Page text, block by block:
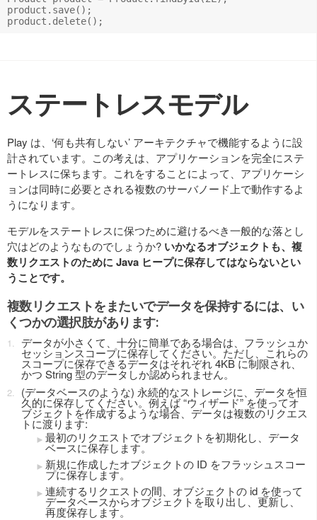
product.save();
ステートレスモデル
Play は、‘何も共有しない’ アーキテクチャで機能するように設
計されています。この考えは、アプリケーションを完全にステ
ートレスに保ちます。これをすることによって、アプリケーシ
ョンは同時に必要とされる複数のサーバノード上で動作するよ
うになります。
モデルをステートレスに保つために避けるべき一般的な落とし
穴はどのようなものでしょうか? いかなるオブジェクトも、複
数リクエストのために Java ヒープに保存してはならないとい
うことです。
複数リクエストをまたいでデータを保持するには、い
くつかの選択肢があります:
データが小さくて、十分に簡単である場合は、フラッシュか
セッションスコープに保存してください。ただし、これらの
スコープに保存できるデータはそれぞれ 4KB に制限され、
かつ String 型のデータしか認められません。
(データベースのような) 永続的なストレージに、データを恒
久的に保存してください。例えば “ウィザード” を使ってオ
ブジェクトを作成するような場合、データは複数のリクエス
トに渡ります:
最初のリクエストでオブジェクトを初期化し、データ
ベースに保存します。
新規に作成したオブジェクトの ID をフラッシュスコー
プに保存します。
連続するリクエストの間、オブジェクトの id を使って
データベースからオブジェクトを取り出し、更新し、
再度保存します。